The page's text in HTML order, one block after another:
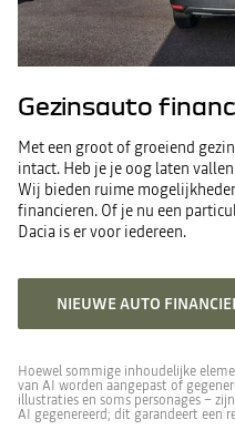
Gezinsauto
Met een groot of groeiend
intact. Heb je je oog laten
Wij bieden ruime
financieren. Of je nu een
Dacia is er voor iedereen.
NIEUWE AUTO
Hoewel sommige inhoudelijke
van AI worden aangepast of
illustraties en soms personages –
AI gegenereerd; dit garandeert een